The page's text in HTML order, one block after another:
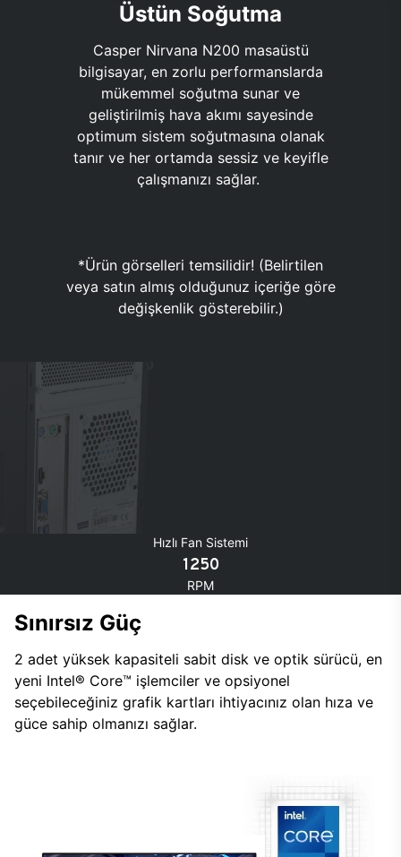
Üstün Soğutma
Casper Nirvana N200 masaüstü
bilgisayar, en zorlu performanslarda
mükemmel soğutma sunar ve
geliştirilmiş hava akımı sayesinde
optimum sistem soğutmasına olanak
tanır ve her ortamda sessiz ve keyifle
çalışmanızı sağlar.
*Ürün görselleri temsilidir! (Belirtilen
veya satın almış olduğunuz içeriğe göre
değişkenlik gösterebilir.)
Hızlı Fan Sistemi
1250
RPM
Sınırsız Güç
2 adet yüksek kapasiteli sabit disk ve optik sürücü, en
yeni Intel® Core™ işlemciler ve opsiyonel
seçebileceğiniz grafik kartları ihtiyacınız olan hıza ve
güce sahip olmanızı sağlar.